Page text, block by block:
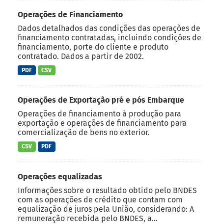
Operações de Financiamento
Dados detalhados das condições das operações de
financiamento contratadas, incluindo condições de
financiamento, porte do cliente e produto
contratado. Dados a partir de 2002.
PDF CSV
Operações de Exportação pré e pós Embarque
Operações de financiamento à produção para
exportação e operações de financiamento para
comercialização de bens no exterior.
CSV PDF
Operações equalizadas
Informações sobre o resultado obtido pelo BNDES
com as operações de crédito que contam com
equalização de juros pela União, considerando: A
remuneração recebida pelo BNDES, a...